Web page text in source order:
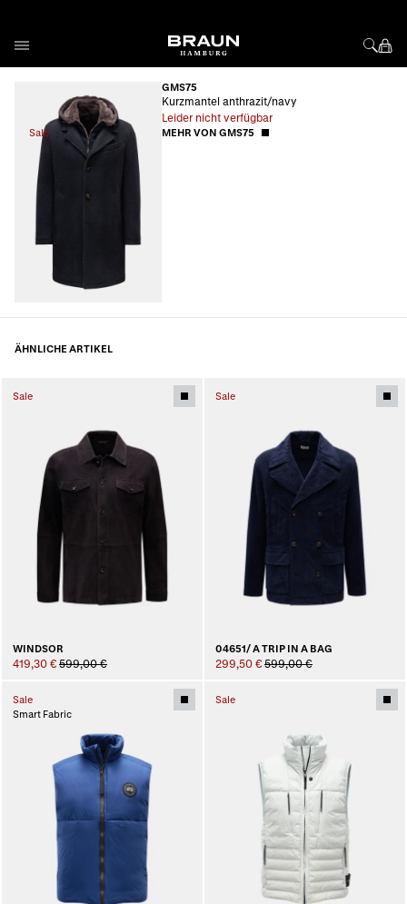
Sale
GMS75
Kurzmantel anthrazit/navy
Leider nicht verfügbar
MEHR VON GMS75
ÄHNLICHE ARTIKEL
Sale
WINDSOR
419,30 € 599,00 €
Sale
04651/ A TRIP IN A BAG
299,50 € 599,00 €
Sale
Smart Fabric
Sale